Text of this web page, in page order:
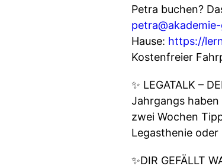
Petra buchen?
Hause: https://
Kostenfreier
✨ LEGATALK –
Jahrgangs haben
zwei Wochen
Legasthenie
✨DIR GEFÄLLT